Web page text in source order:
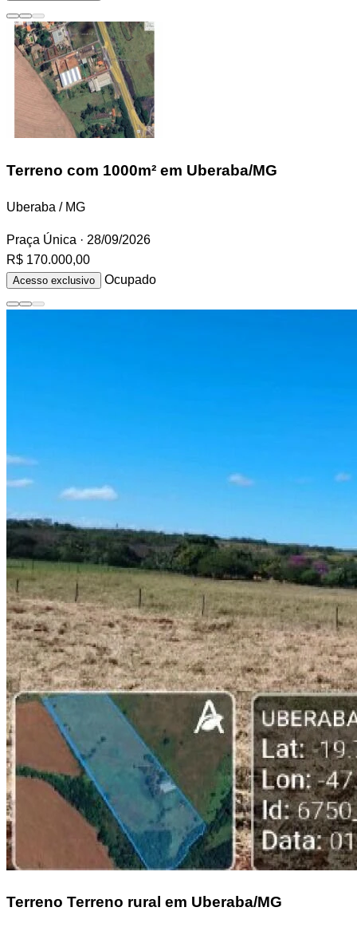
Terreno com 1000m² em Uberaba/MG
Uberaba / MG
Praça Única · 28/09/2026
R$ 170.000,00
Acesso exclusivo Ocupado
Terreno Terreno rural em Uberaba/MG